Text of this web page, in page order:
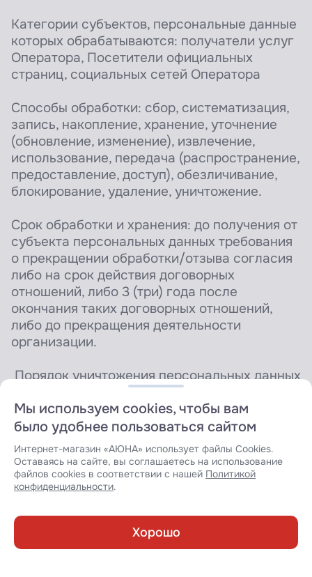
Категории субъектов, персональные данные
которых обрабатываются: получатели услуг
Оператора, Посетители официальных
страниц, социальных сетей Оператора
Способы обработки: сбор, систематизация,
запись, накопление, хранение, уточнение
(обновление, изменение), извлечение,
использование, передача (распространение,
предоставление, доступ), обезличивание,
блокирование, удаление, уничтожение.
Срок обработки и хранения: до получения от
субъекта персональных данных требования
о прекращении обработки/отзыва согласия
либо на срок действия договорных
отношений, либо 3 (три) года после
окончания таких договорных отношений,
либо до прекращения деятельности
организации.
Порядок уничтожения персональных данных
при достижении цели их обработки или при
наступлении иных оснований: лицо,
ответственное за обработку персональных
данных, производит уничтожение данных.
3.1.1.5. Цель: Ведение кадрового и
бухгалтерского учета
Категории и перечень обрабатываемых
данных: фамилия, имя, отчество; год
Мы используем cookies, чтобы вам
было удобнее пользоваться сайтом
Интернет-магазин «АЮНА» использует файлы Cookies.
Оставаясь на сайте, вы соглашаетесь на использование
файлов cookies в соответствии с нашей Политикой
конфиденциальности.
Хорошо